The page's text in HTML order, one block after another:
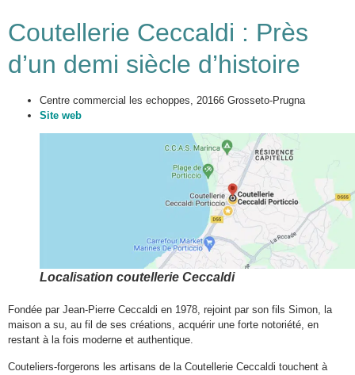
Coutellerie Ceccaldi : Près
d’un demi siècle d’histoire
Centre commercial les echoppes, 20166 Grosseto-Prugna
Site web
Localisation coutellerie Ceccaldi
Fondée par Jean-Pierre Ceccaldi en 1978, rejoint par son fils Simon, la
maison a su, au fil de ses créations, acquérir une forte notoriété, en
restant à la fois moderne et authentique.
Couteliers-forgerons les artisans de la Coutellerie Ceccaldi touchent à